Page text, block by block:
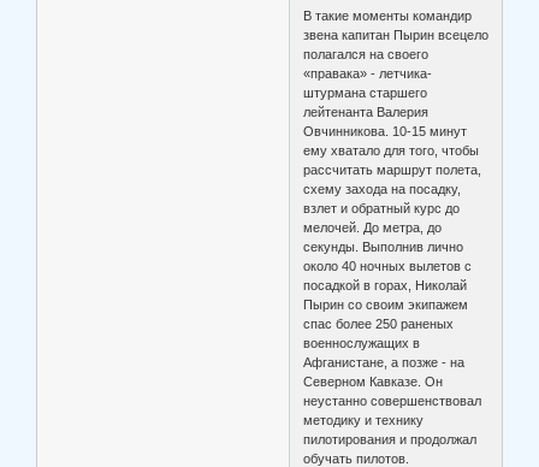
В такие моменты командир
звена капитан Пырин всецело
полагался на своего
«правака» - летчика-
штурмана старшего
лейтенанта Валерия
Овчинникова. 10-15 минут
ему хватало для того, чтобы
рассчитать маршрут полета,
схему захода на посадку,
взлет и обратный курс до
мелочей. До метра, до
секунды. Выполнив лично
около 40 ночных вылетов с
посадкой в горах, Николай
Пырин со своим экипажем
спас более 250 раненых
военнослужащих в
Афганистане, а позже - на
Северном Кавказе. Он
неустанно совершенствовал
методику и технику
пилотирования и продолжал
обучать пилотов.